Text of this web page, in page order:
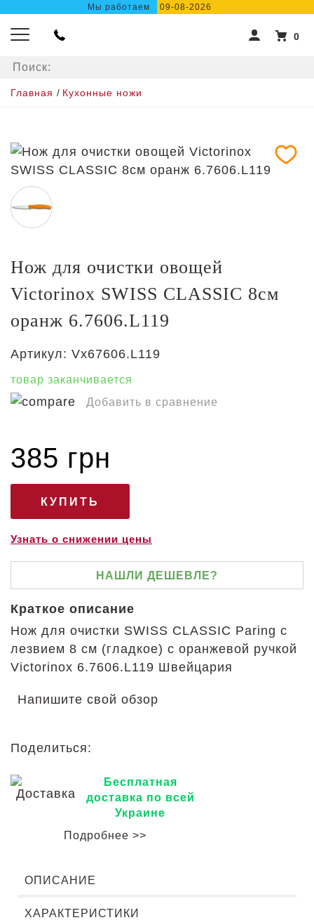
Мы работаем 09-08-2026
0
Главная / Кухонные ножи
Нож для очистки овощей
Victorinox SWISS CLASSIC 8см
оранж 6.7606.L119
Артикул: Vx67606.L119
товар заканчивается
Добавить в сравнение
385 грн
Узнать о снижении цены
НАШЛИ ДЕШЕВЛЕ?
Краткое описание
Нож для очистки SWISS CLASSIC Paring с
лезвием 8 см (гладкое) с оранжевой ручкой
Victorinox 6.7606.L119 Швейцария
Напишите свой обзор
Поделиться:
Бесплатная
доставка по всей
Украине
Подробнее >>
ОПИСАНИЕ
ХАРАКТЕРИСТИКИ